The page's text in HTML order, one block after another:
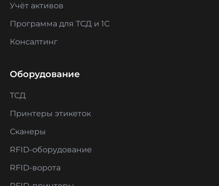
Учёт активов
Программа для ТСД и 1С
Консалтинг
Оборудование
ТСД
Принтеры этикеток
Сканеры
RFID-оборудование
RFID-ворота